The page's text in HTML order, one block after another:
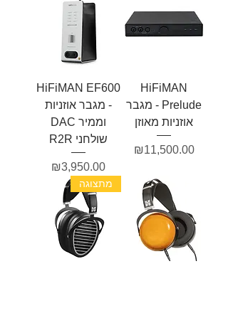
HiFiMAN
Prelude - מגבר
אוזניות מאוזן
מחיר
₪11,500.00
HiFiMAN EF600
- מגבר אוזניות
וממיר DAC
שולחני R2R
מחיר
₪3,950.00
מתצוגה